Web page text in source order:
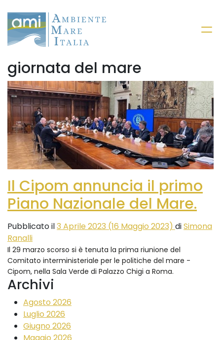
giornata del mare
Il Cipom annuncia il primo
Piano Nazionale del Mare.
Pubblicato il3 Aprile 2023 (16 Maggio 2023) diSimona
Ranalli
Il 29 marzo scorso si è tenuta la prima riunione del
Comitato interministeriale per le politiche del mare -
Cipom, nella Sala Verde di Palazzo Chigi a Roma.
Archivi
Agosto 2026
Luglio 2026
Giugno 2026